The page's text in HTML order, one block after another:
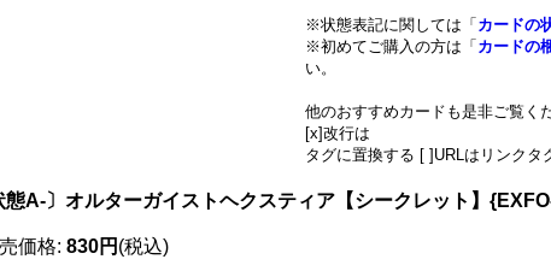
※状態表記に関しては「 カードの
※初めてご購入の方は「 カードの
い。
他のおすすめカードも是非ご覧く
[x]改行は
タグに置換する [ ]URLはリンクタ
態A-〕オルターガイストヘクスティア【シークレット】
価格: 830円 (税込)